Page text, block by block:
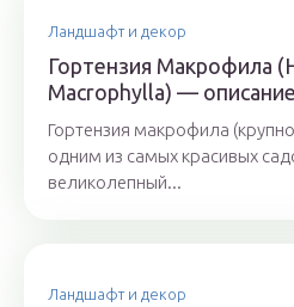
Ландшафт и декор
Гортензия Макрофила
Macrophylla) — описание
Гортензия макрофила
одним из самых красивых
великолепный...
Ландшафт и декор